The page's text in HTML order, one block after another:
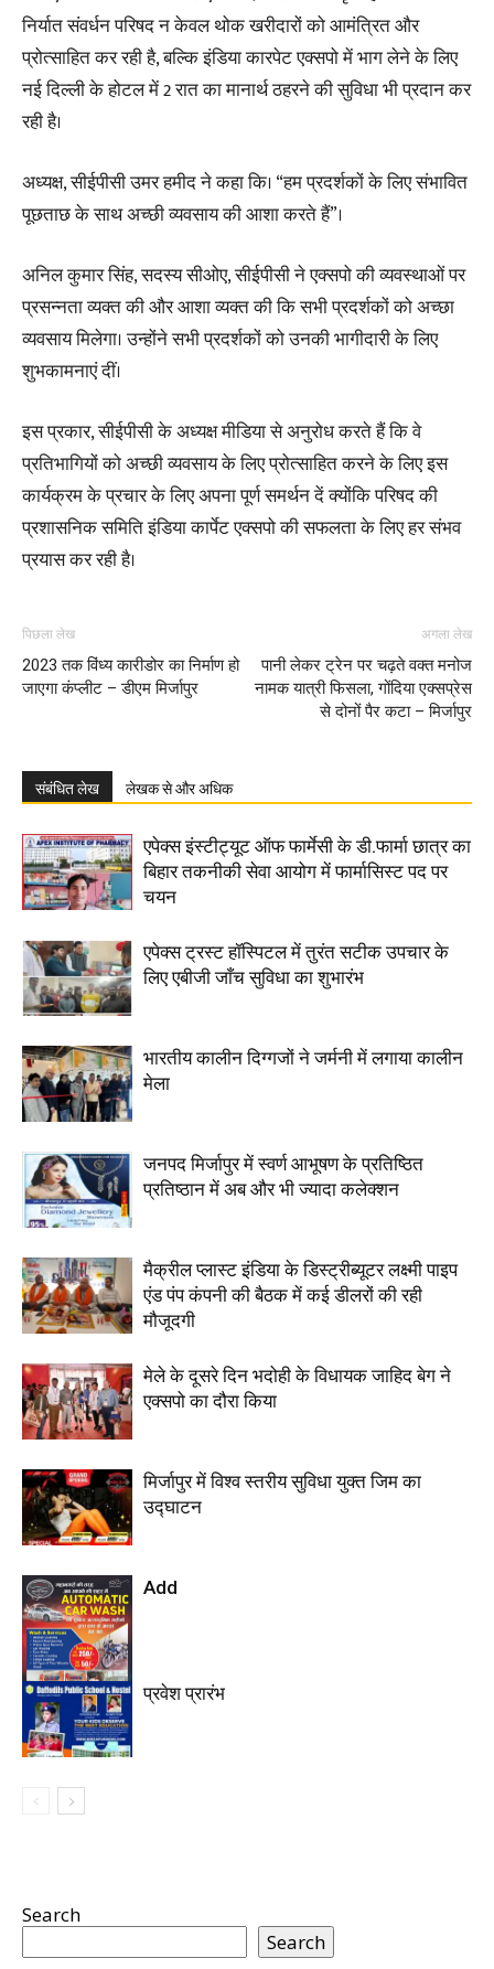
निर्यात संवर्धन परिषद न केवल थोक खरीदारों को आमंत्रित और
प्रोत्साहित कर रही है, बल्कि इंडिया कारपेट एक्सपो में भाग लेने के लिए
नई दिल्ली के होटल में 2 रात का मानार्थ ठहरने की सुविधा भी प्रदान कर
रही है।
अध्यक्ष, सीईपीसी उमर हमीद ने कहा कि। “हम प्रदर्शकों के लिए संभावित
पूछताछ के साथ अच्छी व्यवसाय की आशा करते हैं”।
अनिल कुमार सिंह, सदस्य सीओए, सीईपीसी ने एक्सपो की व्यवस्थाओं पर
प्रसन्नता व्यक्त की और आशा व्यक्त की कि सभी प्रदर्शकों को अच्छा
व्यवसाय मिलेगा। उन्होंने सभी प्रदर्शकों को उनकी भागीदारी के लिए
शुभकामनाएं दीं।
इस प्रकार, सीईपीसी के अध्यक्ष मीडिया से अनुरोध करते हैं कि वे
प्रतिभागियों को अच्छी व्यवसाय के लिए प्रोत्साहित करने के लिए इस
कार्यक्रम के प्रचार के लिए अपना पूर्ण समर्थन दें क्योंकि परिषद की
प्रशासनिक समिति इंडिया कार्पेट एक्सपो की सफलता के लिए हर संभव
प्रयास कर रही है।
पिछला लेख
2023 तक विंध्य कारीडोर का निर्माण हो
जाएगा कंप्लीट – डीएम मिर्जापुर
अगला लेख
पानी लेकर ट्रेन पर चढ़ते वक्त मनोज
नामक यात्री फिसला, गोंदिया एक्सप्रेस
से दोनों पैर कटा – मिर्जापुर
संबंधित लेख लेखक से और अधिक
एपेक्स इंस्टीट्यूट ऑफ फार्मेसी के डी.फार्मा छात्र का
बिहार तकनीकी सेवा आयोग में फार्मासिस्ट पद पर
चयन
एपेक्स ट्रस्ट हॉस्पिटल में तुरंत सटीक उपचार के
लिए एबीजी जाँच सुविधा का शुभारंभ
भारतीय कालीन दिग्गजों ने जर्मनी में लगाया कालीन
मेला
जनपद मिर्जापुर में स्वर्ण आभूषण के प्रतिष्ठित
प्रतिष्ठान में अब और भी ज्यादा कलेक्शन
मैक्रील प्लास्ट इंडिया के डिस्ट्रीब्यूटर लक्ष्मी पाइप
एंड पंप कंपनी की बैठक में कई डीलरों की रही
मौजूदगी
मेले के दूसरे दिन भदोही के विधायक जाहिद बेग ने
एक्सपो का दौरा किया
मिर्जापुर में विश्व स्तरीय सुविधा युक्त जिम का
उद्घाटन
Add
प्रवेश प्रारंभ
Search
Search